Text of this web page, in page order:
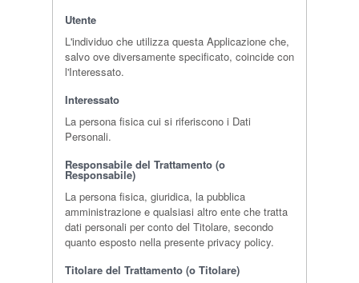
Utente
L'individuo che utilizza questa Applicazione che,
salvo ove diversamente specificato, coincide con
l'Interessato.
Interessato
La persona fisica cui si riferiscono i Dati
Personali.
Responsabile del Trattamento (o
Responsabile)
La persona fisica, giuridica, la pubblica
amministrazione e qualsiasi altro ente che tratta
dati personali per conto del Titolare, secondo
quanto esposto nella presente privacy policy.
Titolare del Trattamento (o Titolare)